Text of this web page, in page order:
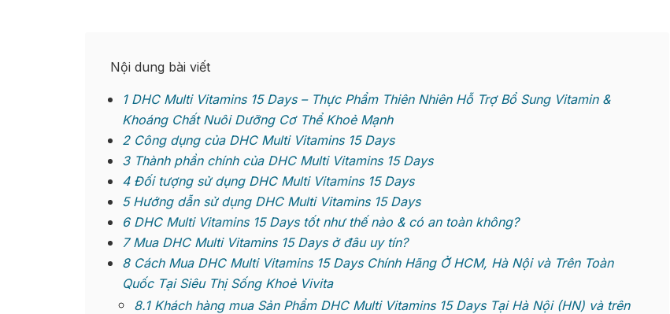
Nội dung bài viết
1DHC Multi Vitamins 15 Days – Thực Phẩm Thiên Nhiên Hỗ Trợ Bổ Sung Vitamin &
Khoáng Chất Nuôi Dưỡng Cơ Thể Khoẻ Mạnh
2Công dụng của DHC Multi Vitamins 15 Days
3Thành phần chính của DHC Multi Vitamins 15 Days
4Đối tượng sử dụng DHC Multi Vitamins 15 Days
5Hướng dẫn sử dụng DHC Multi Vitamins 15 Days
6DHC Multi Vitamins 15 Days tốt như thế nào & có an toàn không?
7Mua DHC Multi Vitamins 15 Days ở đâu uy tín?
8Cách Mua DHC Multi Vitamins 15 Days Chính Hãng Ở HCM, Hà Nội và Trên Toàn
Quốc Tại Siêu Thị Sống Khoẻ Vivita
8.1Khách hàng mua Sản Phẩm DHC Multi Vitamins 15 Days Tại Hà Nội (HN) và trên